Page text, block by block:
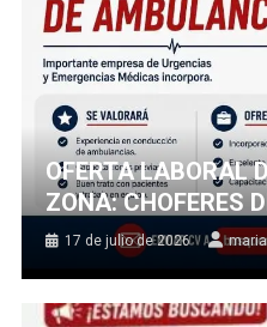
OFERTA LABORAL
ZONA: CHOFERES
17 de julio de 2026